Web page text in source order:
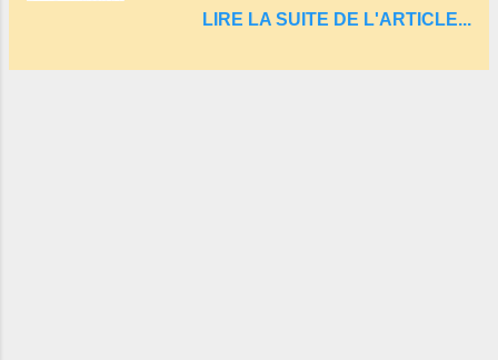
commune de Servant . L'Hôtel-Restaurant
fritures, ses truites, son jambon de pays et
LIRE LA SUITE DE L'ARTICLE...